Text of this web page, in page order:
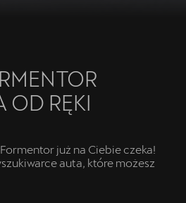
OD RĘKI
już na Ciebie czeka!
auta, które możesz